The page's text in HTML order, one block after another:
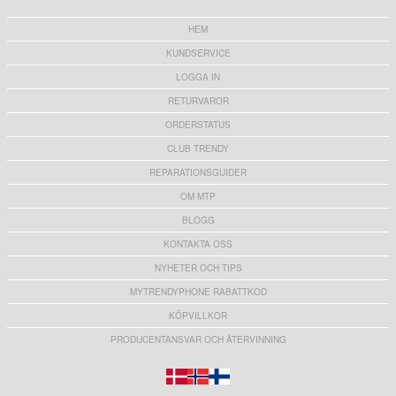
HEM
KUNDSERVICE
LOGGA IN
RETURVAROR
ORDERSTATUS
CLUB TRENDY
REPARATIONSGUIDER
OM MTP
BLOGG
KONTAKTA OSS
NYHETER OCH TIPS
MYTRENDYPHONE RABATTKOD
KÖPVILLKOR
PRODUCENTANSVAR OCH ÅTERVINNING